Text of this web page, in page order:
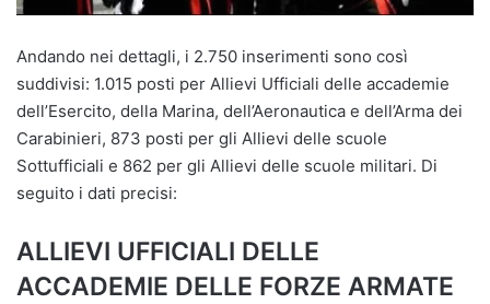
Andando nei dettagli, i 2.750 inserimenti sono così
suddivisi: 1.015 posti per Allievi Ufficiali delle accademie
dell’Esercito, della Marina, dell’Aeronautica e dell’Arma dei
Carabinieri, 873 posti per gli Allievi delle scuole
Sottufficiali e 862 per gli Allievi delle scuole militari. Di
seguito i dati precisi:
ALLIEVI UFFICIALI DELLE
ACCADEMIE DELLE FORZE ARMATE